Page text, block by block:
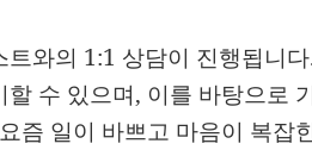
와의 1:1 상담이 진행됩니
수 있으며, 이를 바탕으로
즘 일이 바쁘고 마음이 복잡